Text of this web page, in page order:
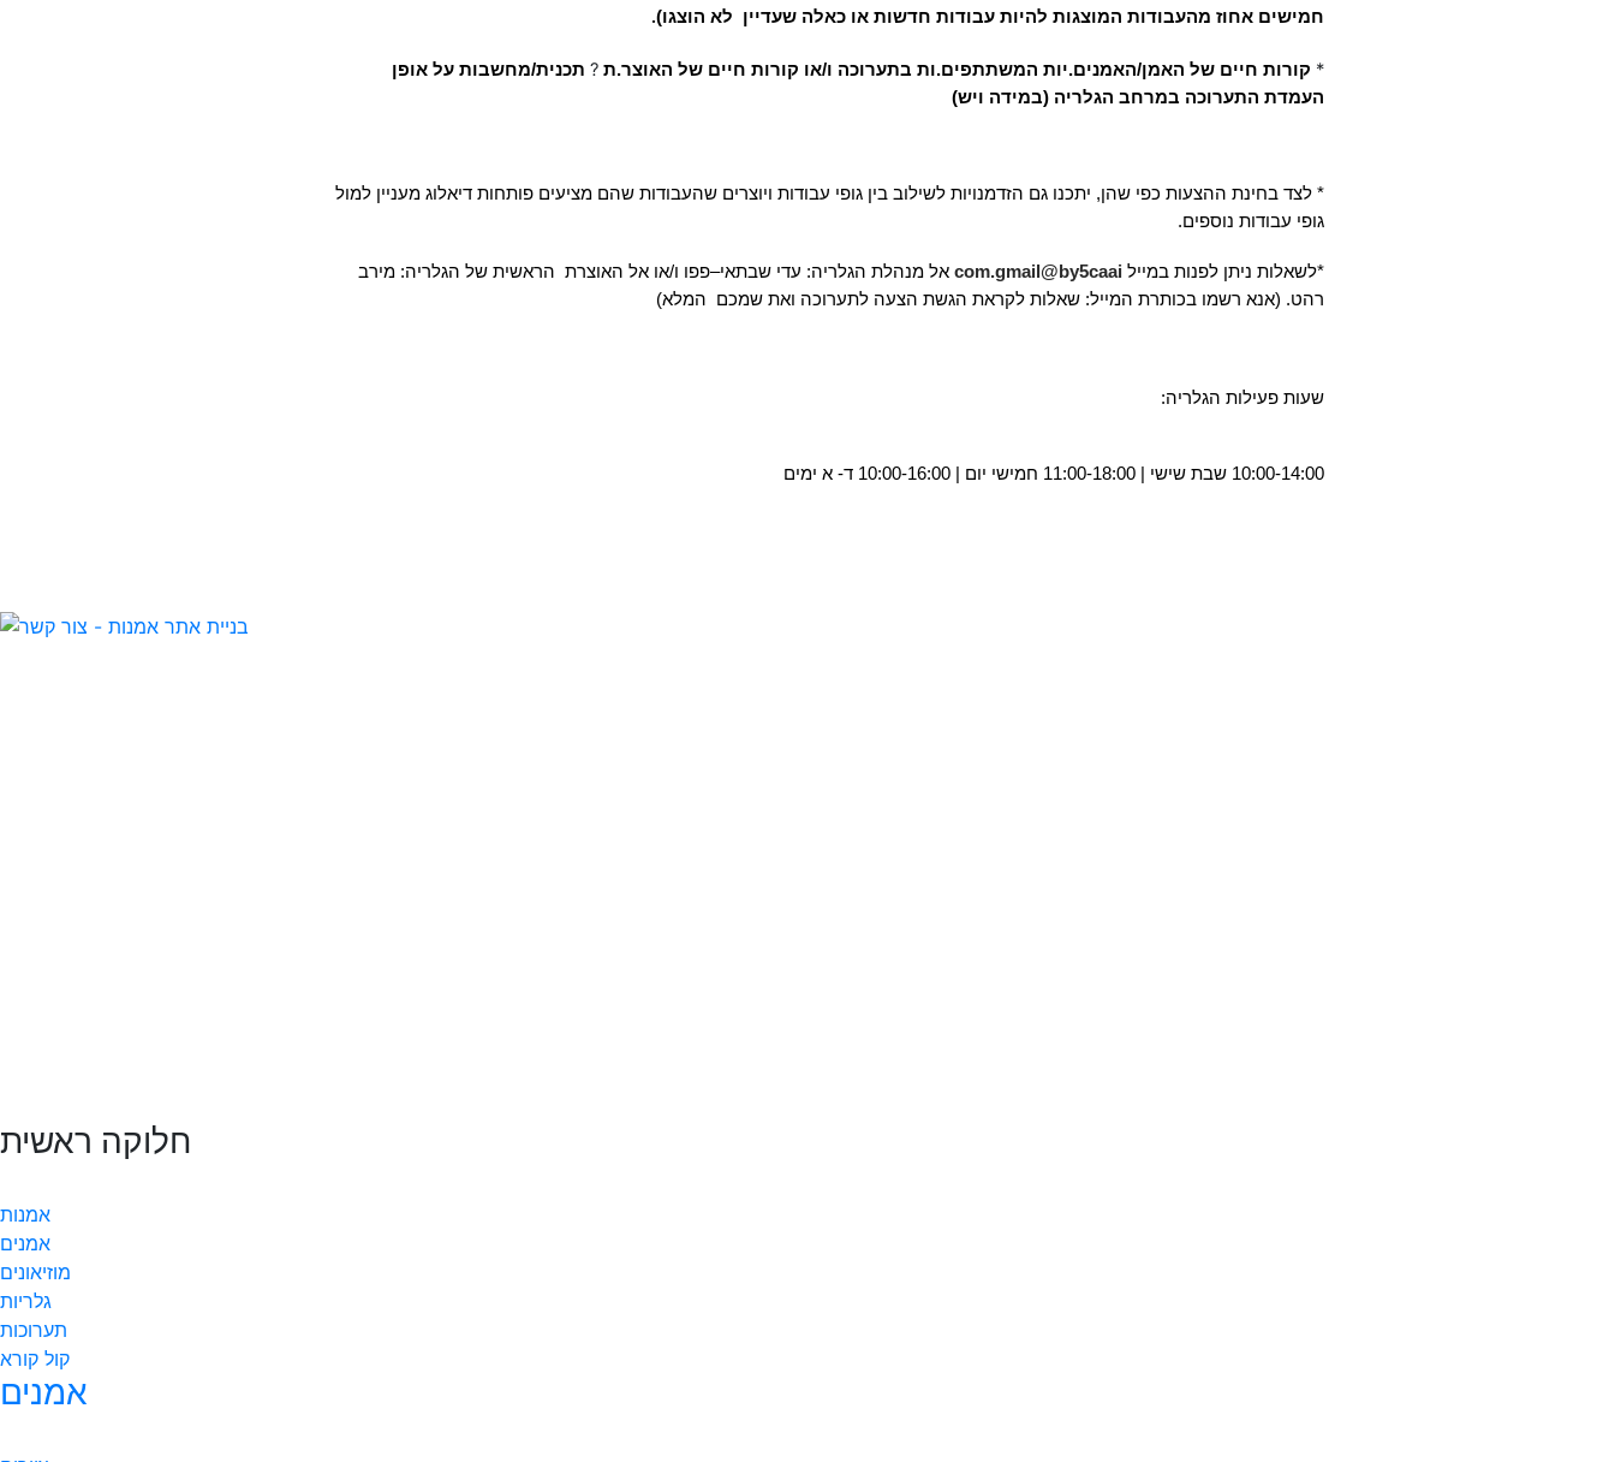
חמישים אחוז מהעבודות המוצגות להיות עבודות חדשות או כאלה שעדיין  לא הוצגו).
* קורות חיים של האמן/האמנים.יות המשתתפים.ות בתערוכה ו/או קורות חיים של האוצר.ת ?
העמדת התערוכה במרחב הגלריה (במידה ויש)
* לצד בחינת ההצעות כפי שהן, יתכנו גם הזדמנויות לשילוב בין גופי עבודות ויוצרים שהעבודות שהם מציעים פותחות
גופי עבודות נוספים.
*לשאלות ניתן לפנות במייל com.gmail@by5caai אל מנהלת הגלריה: עדי שבתאי–פפו ו/או אל האוצרת
רהט. (אנא רשמו בכותרת המייל: שאלות לקראת הגשת הצעה לתערוכה ואת שמכם
המלא)
שעות פעילות הגלריה:
10:00-14:00 שבת שישי | 11:00-18:00 חמישי יום | 10:00-16:00 ד- א ימים
חלוקה ראשית
אמנות
אמנים
מוזיאונים
גלריות
תערוכות
קול קורא
אמנים